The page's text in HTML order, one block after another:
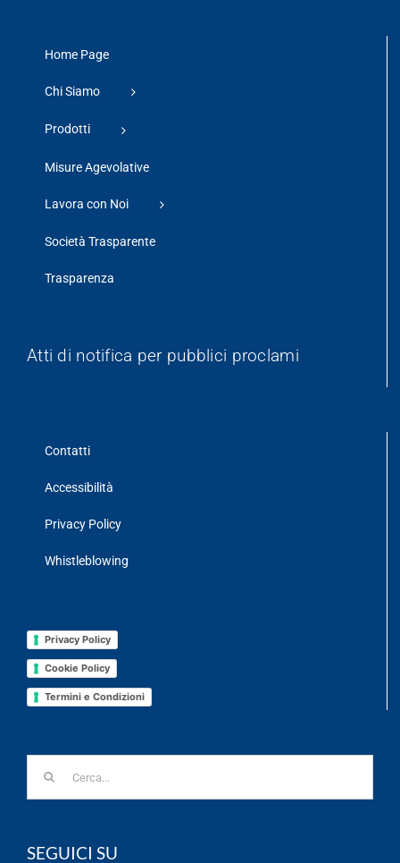
Home Page
Chi Siamo
Prodotti
Misure Agevolative
Lavora con Noi
Società Trasparente
Trasparenza
Atti di notifica per pubblici proclami
Contatti
Accessibilità
Privacy Policy
Whistleblowing
Privacy Policy
Cookie Policy
Termini e Condizioni
Cerca
per:
SEGUICI SU